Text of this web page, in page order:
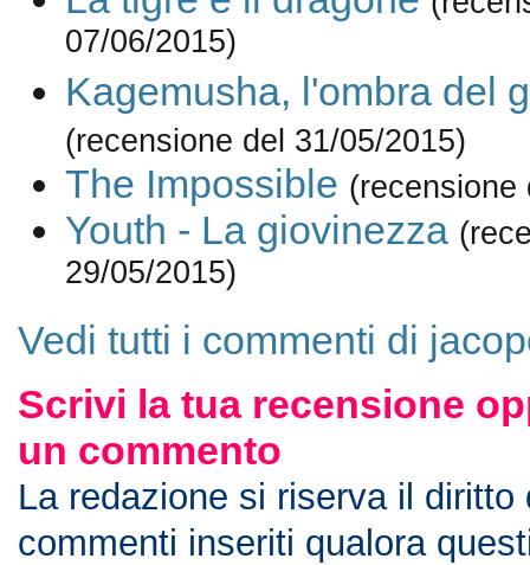
07/06/2015)
Kagemusha, l'ombra del
(recensione del 31/05/2015)
The Impossible (recensione
Youth - La giovinezza
29/05/2015)
Vedi tutti i commenti di
Scrivi la tua recensione
un commento
La redazione si riserva il diritto
commenti inseriti qualora